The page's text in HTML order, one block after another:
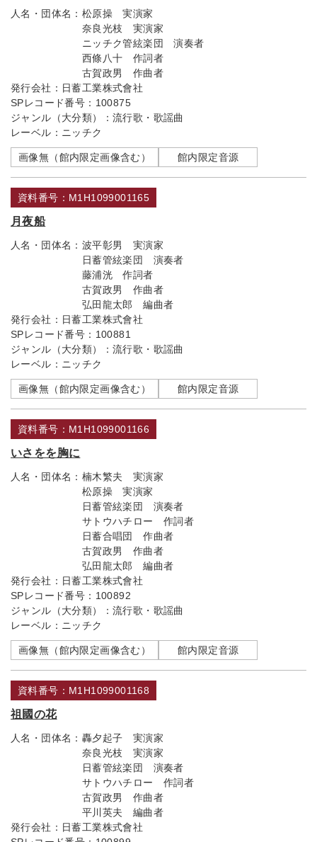
人名・団体名： 松原操 実演家
奈良光枝 実演家
ニッチク管絃楽団 演奏者
西條八十 作詞者
古賀政男 作曲者
発行会社： 日蓄工業株式會社
SPレコード番号： 100875
ジャンル（大分類）： 流行歌・歌謡曲
レーベル： ニッチク
画像無（館内限定画像含む） 館内限定音源
資料番号：M1H1099001165
月夜船
人名・団体名： 波平彰男 実演家
日蓄管絃楽団 演奏者
藤浦洸 作詞者
古賀政男 作曲者
弘田龍太郎 編曲者
発行会社： 日蓄工業株式會社
SPレコード番号： 100881
ジャンル（大分類）： 流行歌・歌謡曲
レーベル： ニッチク
画像無（館内限定画像含む） 館内限定音源
資料番号：M1H1099001166
いさをを胸に
人名・団体名： 楠木繁夫 実演家
松原操 実演家
日蓄管絃楽団 演奏者
サトウハチロー 作詞者
日蓄合唱団 作曲者
古賀政男 作曲者
弘田龍太郎 編曲者
発行会社： 日蓄工業株式會社
SPレコード番号： 100892
ジャンル（大分類）： 流行歌・歌謡曲
レーベル： ニッチク
画像無（館内限定画像含む） 館内限定音源
資料番号：M1H1099001168
祖國の花
人名・団体名： 轟夕起子 実演家
奈良光枝 実演家
日蓄管絃楽団 演奏者
サトウハチロー 作詞者
古賀政男 作曲者
平川英夫 編曲者
発行会社： 日蓄工業株式會社